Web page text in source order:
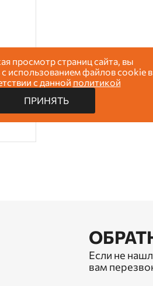
Если не
вам
просмотр страниц сайта, вы
с использованием файлов cookie в
с данной политикой
ПРИНЯТЬ